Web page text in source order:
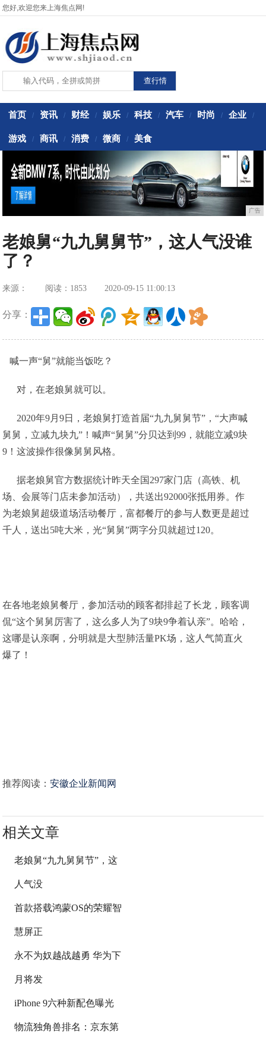
您好,欢迎您来上海焦点网!
首页 / 资讯 / 财经 / 娱乐 / 科技 / 汽车 / 时尚 / 企业 /
游戏 / 商讯 / 消费 / 微商 / 美食
广告
老娘舅“九九舅舅节”，这人气没谁
了？
来源： 阅读：1853 2020-09-15 11:00:13
分享：
喊一声“舅”就能当饭吃？
对，在老娘舅就可以。
2020年9月9日，老娘舅打造首届“九九舅舅节”，“大声喊
舅舅，立减九块九”！喊声“舅舅”分贝达到99，就能立减9块
9！这波操作很像舅舅风格。
据老娘舅官方数据统计昨天全国297家门店（高铁、机
场、会展等门店未参加活动），共送出92000张抵用券。作
为老娘舅超级道场活动餐厅，富都餐厅的参与人数更是超过
千人，送出5吨大米，光“舅舅”两字分贝就超过120。
在各地老娘舅餐厅，参加活动的顾客都排起了长龙，顾客调
侃“这个舅舅厉害了，这么多人为了9块9争着认亲”。哈哈，
这哪是认亲啊，分明就是大型肺活量PK场，这人气简直火
爆了！
推荐阅读：安徽企业新闻网
相关文章
老娘舅“九九舅舅节”，这
人气没
首款搭载鸿蒙OS的荣耀智
慧屏正
永不为奴越战越勇 华为下
月将发
iPhone 9六种新配色曝光
物流独角兽排名：京东第